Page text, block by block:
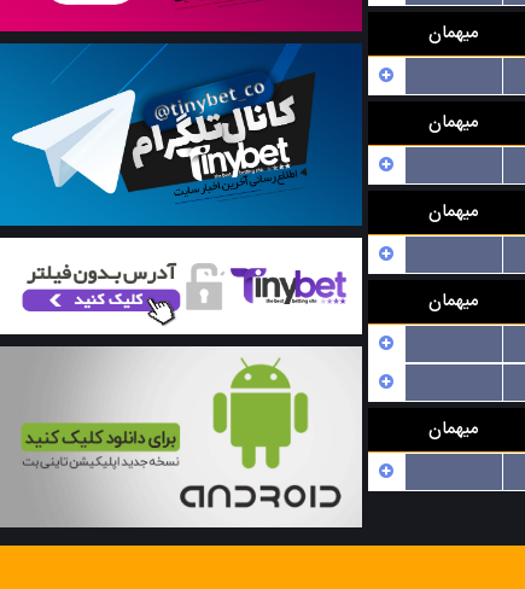
میهمان
میهمان
میهمان
میهمان
میهمان